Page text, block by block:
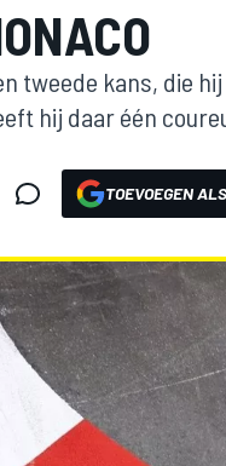
tweede kans, die
hij daar één
TOEVOEGEN